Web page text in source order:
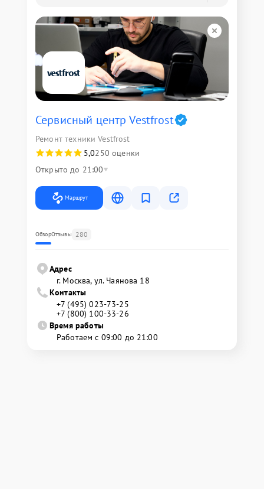
Сервисный центр Vestfrost
Ремонт техники Vestfrost
5,0250 оценки
Открыто до 21:00
Маршрут
ОбзорОтзывы 280
Адрес
г. Москва, ул. Чаянова 18
Контакты
+7 (495) 023-73-25
+7 (800) 100-33-26
Время работы
Работаем с 09:00 до 21:00